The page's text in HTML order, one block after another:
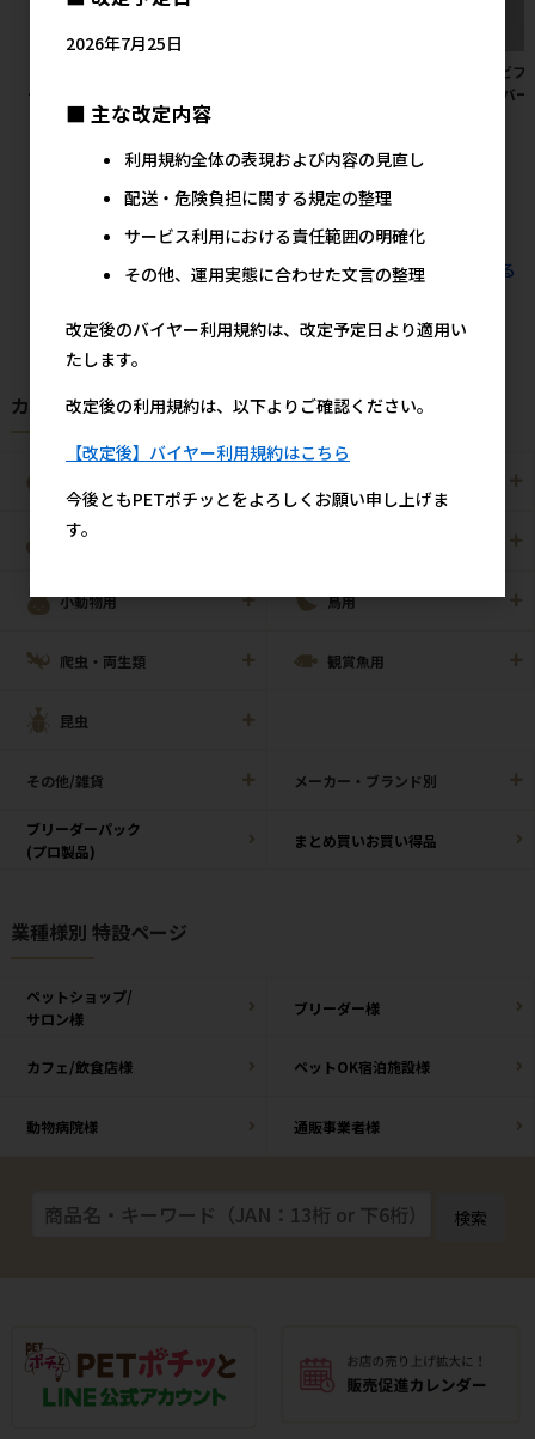
ーネス M レッド
参考上代
2,325円
参考上代 600円
［デビ
イ レバ
すべてのおすすめ商品を見る
カテゴリから探す
犬猫用
小動物用 鳥用
爬虫・両生類 観賞魚用
昆虫
その他/雑貨 メーカー・ブランド別
ブリーダーパック
(プロ製品)
まとめ買いお買い得品
業種様別 特設ページ
ペットショップ/
サロン様
ブリーダー様
カフェ/飲食店様 ペットOK宿泊施設様
動物病院様 通販事業者様
検索
2026年7月25日
■ 主な改定内容
利用規約全体の表現および内容の見直し
配送・危険負担に関する規定の整理
サービス利用における責任範囲の明確化
その他、運用実態に合わせた文言の整理
改定後のバイヤー利用規約は、改定予定日より適用い
たします。
改定後の利用規約は、以下よりご確認ください。
【改定後】バイヤー利用規約はこちら
今後ともPETポチッとをよろしくお願い申し上げま
す。